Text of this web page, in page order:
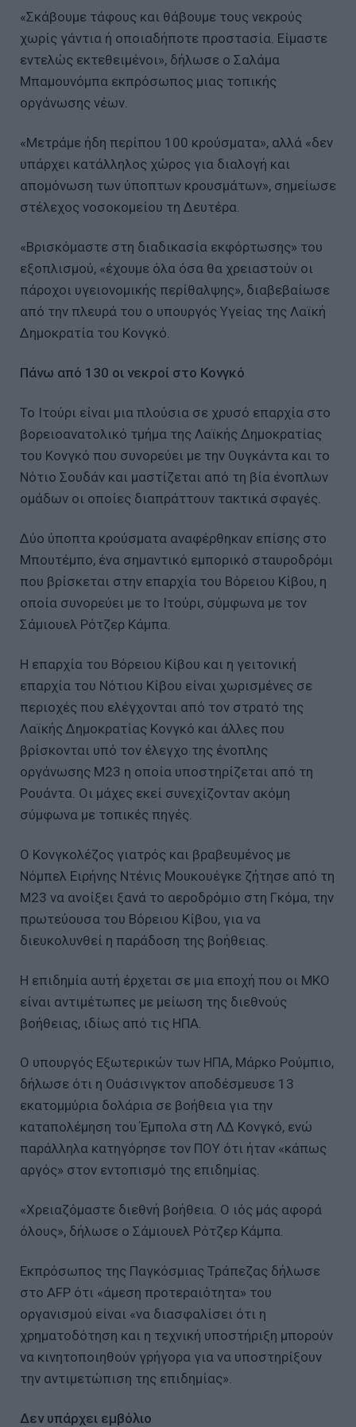
«Σκάβουμε τάφους και θάβουμε τους νεκρούς
χωρίς γάντια ή οποιαδήποτε προστασία. Είμαστε
εντελώς εκτεθειμένοι», δήλωσε ο Σαλάμα
Μπαμουνόμπα εκπρόσωπος μιας τοπικής
οργάνωσης νέων.
«Μετράμε ήδη περίπου 100 κρούσματα», αλλά «δεν
υπάρχει κατάλληλος χώρος για διαλογή και
απομόνωση των ύποπτων κρουσμάτων», σημείωσε
στέλεχος νοσοκομείου τη Δευτέρα.
«Βρισκόμαστε στη διαδικασία εκφόρτωσης» του
εξοπλισμού, «έχουμε όλα όσα θα χρειαστούν οι
πάροχοι υγειονομικής περίθαλψης», διαβεβαίωσε
από την πλευρά του ο υπουργός Υγείας της Λαϊκή
Δημοκρατία του Κονγκό.
Πάνω από 130 οι νεκροί στο Κονγκό
Το Ιτούρι είναι μια πλούσια σε χρυσό επαρχία στο
βορειοανατολικό τμήμα της Λαϊκής Δημοκρατίας
του Κονγκό που συνορεύει με την Ουγκάντα και το
Νότιο Σουδάν και μαστίζεται από τη βία ένοπλων
ομάδων οι οποίες διαπράττουν τακτικά σφαγές.
Δύο ύποπτα κρούσματα αναφέρθηκαν επίσης στο
Μπουτέμπο, ένα σημαντικό εμπορικό σταυροδρόμι
που βρίσκεται στην επαρχία του Βόρειου Κίβου, η
οποία συνορεύει με το Ιτούρι, σύμφωνα με τον
Σάμιουελ Ρότζερ Κάμπα.
Η επαρχία του Βόρειου Κίβου και η γειτονική
επαρχία του Νότιου Κίβου είναι χωρισμένες σε
περιοχές που ελέγχονται από τον στρατό της
Λαϊκής Δημοκρατίας Κονγκό και άλλες που
βρίσκονται υπό τον έλεγχο της ένοπλης
οργάνωσης M23 η οποία υποστηρίζεται από τη
Ρουάντα. Οι μάχες εκεί συνεχίζονταν ακόμη
σύμφωνα με τοπικές πηγές.
Ο Κονγκολέζος γιατρός και βραβευμένος με
Νόμπελ Ειρήνης Ντένις Μουκουέγκε ζήτησε από τη
M23 να ανοίξει ξανά το αεροδρόμιο στη Γκόμα, την
πρωτεύουσα του Βόρειου Κίβου, για να
διευκολυνθεί η παράδοση της βοήθειας.
Η επιδημία αυτή έρχεται σε μια εποχή που οι ΜΚΟ
είναι αντιμέτωπες με μείωση της διεθνούς
βοήθειας, ιδίως από τις ΗΠΑ.
Ο υπουργός Εξωτερικών των ΗΠΑ, Μάρκο Ρούμπιο,
δήλωσε ότι η Ουάσινγκτον αποδέσμευσε 13
εκατομμύρια δολάρια σε βοήθεια για την
καταπολέμηση του Έμπολα στη ΛΔ Κονγκό, ενώ
παράλληλα κατηγόρησε τον ΠΟΥ ότι ήταν «κάπως
αργός» στον εντοπισμό της επιδημίας.
«Χρειαζόμαστε διεθνή βοήθεια. Ο ιός μάς αφορά
όλους», δήλωσε ο Σάμιουελ Ρότζερ Κάμπα.
Εκπρόσωπος της Παγκόσμιας Τράπεζας δήλωσε
στο AFP ότι «άμεση προτεραιότητα» του
οργανισμού είναι «να διασφαλίσει ότι η
χρηματοδότηση και η τεχνική υποστήριξη μπορούν
να κινητοποιηθούν γρήγορα για να υποστηρίξουν
την αντιμετώπιση της επιδημίας».
Δεν υπάρχει εμβόλιο